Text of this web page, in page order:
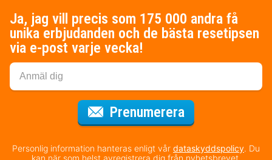
Ja, jag vill precis som 175 000 andra få
unika erbjudanden och de bästa resetipsen
via e-post varje vecka!
Prenumerera
Personlig information hanteras enligt vår dataskyddspolicy. Du